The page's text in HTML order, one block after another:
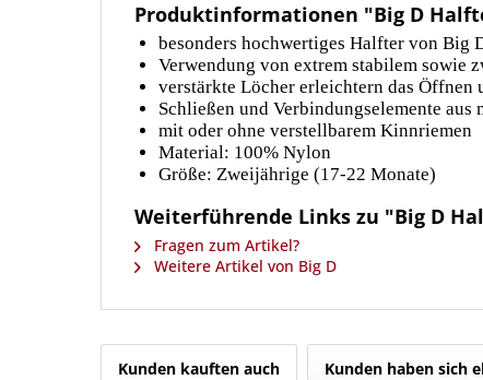
Produktinformationen "Big D
besonders hochwertiges Halfter von Big
Verwendung von extrem stabilem sowie
verstärkte Löcher erleichtern das Öffnen
Schließen und Verbindungselemente aus
mit oder ohne verstellbarem Kinnriemen
Material: 100% Nylon
Größe: Zweijährige (17-22 Monate)
Weiterführende Links zu "Big D
Fragen zum Artikel?
Weitere Artikel von Big D
Kunden kauften auch Kunden haben sich